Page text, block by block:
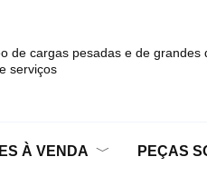
de cargas pesadas e de
serviços
À VENDA PEÇAS